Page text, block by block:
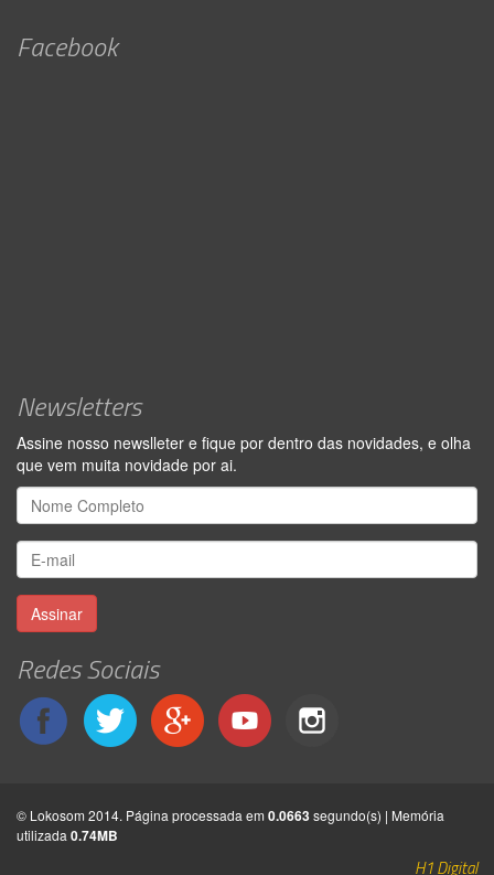
Facebook
Newsletters
Assine nosso newslleter e fique por dentro das novidades, e olha
que vem muita novidade por ai.
Assinar
Redes Sociais
© Lokosom 2014. Página processada em 0.0663segundo(s) | Memória
utilizada 0.74MB
H1 Digital